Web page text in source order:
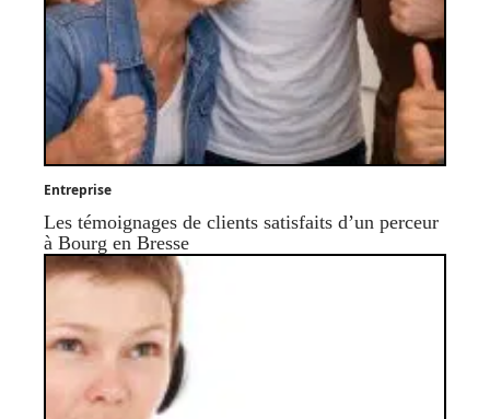
Entreprise
Les témoignages de clients satisfaits d’un perceur
à Bourg en Bresse